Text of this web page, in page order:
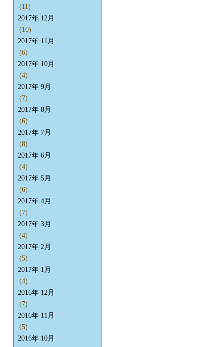
(11)
2017年 12月
(10)
2017年 11月
(6)
2017年 10月
(4)
2017年 9月
(7)
2017年 8月
(6)
2017年 7月
(8)
2017年 6月
(4)
2017年 5月
(6)
2017年 4月
(7)
2017年 3月
(4)
2017年 2月
(5)
2017年 1月
(4)
2016年 12月
(7)
2016年 11月
(5)
2016年 10月